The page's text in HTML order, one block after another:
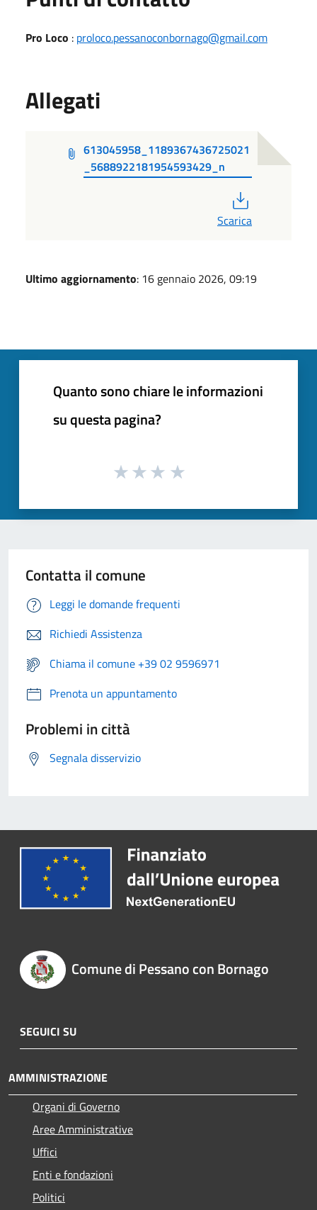
Pro Loco : proloco.pessanoconbornago@gmail.com
Allegati
613045958_1189367436725021
_5688922181954593429_n
Scarica
Ultimo aggiornamento: 16 gennaio 2026, 09:19
Quanto sono chiare le informazioni
su questa pagina?
Contatta il comune
Leggi le domande frequenti
Richiedi Assistenza
Chiama il comune +39 02 9596971
Prenota un appuntamento
Problemi in città
Segnala disservizio
Comune di Pessano con Bornago
SEGUICI SU
AMMINISTRAZIONE
Organi di Governo
Aree Amministrative
Uffici
Enti e fondazioni
Politici